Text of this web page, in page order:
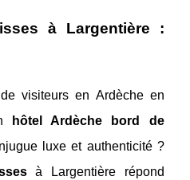
à Largentière :
visiteurs en Ardèche en
hôtel Ardèche bord de
luxe et authenticité ?
à Largentière répond